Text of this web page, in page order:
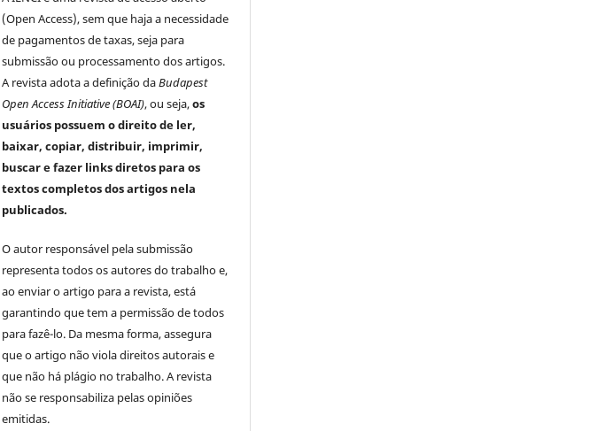
(Open Access), sem que haja a necessidade
de pagamentos de taxas, seja para
submissão ou processamento dos artigos.
A revista adota a definição daBudapest
Open Access Initiative (BOAI), ou seja,os
usuários possuem o direito de ler,
baixar, copiar, distribuir, imprimir,
buscar e fazer links diretos para os
textos completos dos artigos nela
publicados.
O autor responsável pela submissão
representa todos os autores do trabalho e,
ao enviar o artigo para a revista, está
garantindo que tem a permissão de todos
para fazê-lo. Da mesma forma, assegura
que o artigo não viola direitos autorais e
que não há plágio no trabalho. A revista
não se responsabiliza pelas opiniões
emitidas.